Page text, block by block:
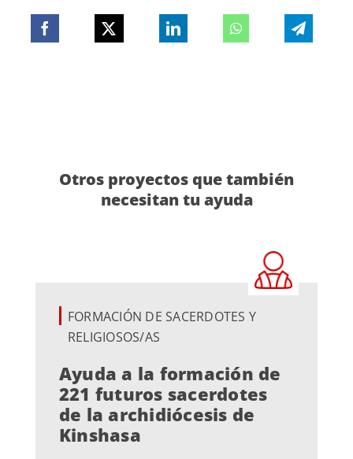
Otros proyectos que también
necesitan tu ayuda
FORMACIÓN DE SACERDOTES Y
RELIGIOSOS/AS
Ayuda a la formación de
221 futuros sacerdotes
de la archidiócesis de
Kinshasa